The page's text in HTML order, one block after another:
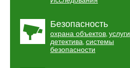
Безопасность
охрана объектов, услуги
детектива, системы
безопасности